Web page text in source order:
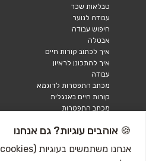
טבלאות שכר
עבודה לנוער
חיפוש עבודה
אבטלה
איך לכתוב קורות חיים
איך להתכונן לראיון
עבודה
מכתב התפטרות לדוגמא
קורות חיים באנגלית
מכתב התפטרות
🍪 אוהבים עוגיות? גם אנחנו